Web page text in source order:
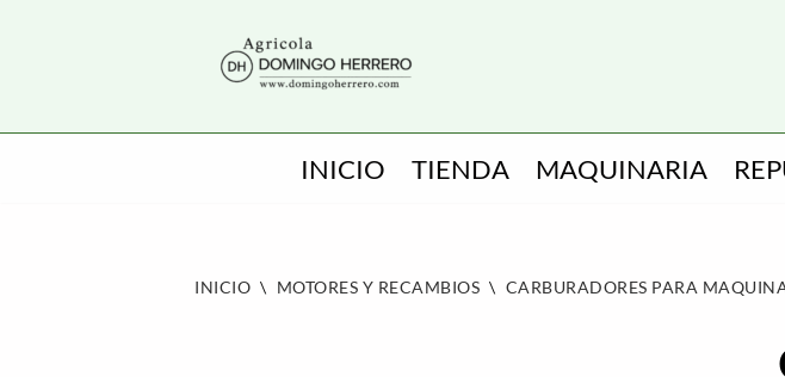
INICIO TIENDA MAQUINARIA
INICIO \ MOTORES Y RECAMBIOS \ CARBURADORES PARA